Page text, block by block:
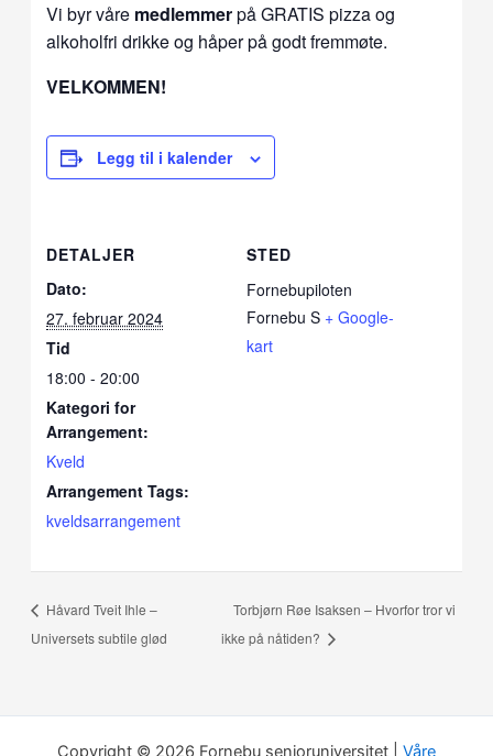
Vi byr våre medlemmerpå GRATIS pizza og
alkoholfri drikke og håper på godt fremmøte.
VELKOMMEN!
Legg til i kalender
DETALJER
Dato:
27. februar 2024
Tid
18:00 - 20:00
Kategori for
Arrangement:
Kveld
Arrangement Tags:
kveldsarrangement
STED
Fornebupiloten
Fornebu S + Google-
kart
Håvard Tveit Ihle –
Universets subtile glød
Torbjørn Røe Isaksen – Hvorfor tror vi
ikke på nåtiden?
Copyright © 2026 Fornebu senioruniversitet | Våre